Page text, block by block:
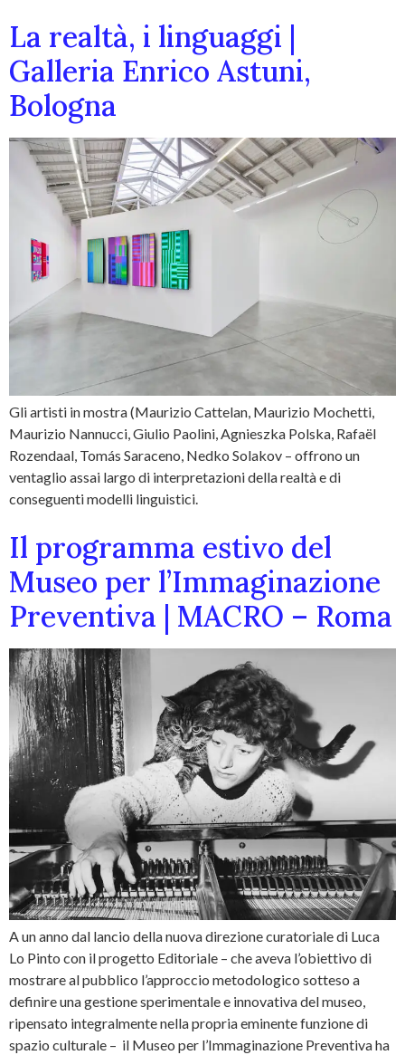
La realtà, i linguaggi |
Galleria Enrico Astuni,
Bologna
Gli artisti in mostra (Maurizio Cattelan, Maurizio Mochetti,
Maurizio Nannucci, Giulio Paolini, Agnieszka Polska, Rafaël
Rozendaal, Tomás Saraceno, Nedko Solakov – offrono un
ventaglio assai largo di interpretazioni della realtà e di
conseguenti modelli linguistici.
Il programma estivo del
Museo per l’Immaginazione
Preventiva | MACRO – Roma
A un anno dal lancio della nuova direzione curatoriale di Luca
Lo Pinto con il progetto Editoriale – che aveva l’obiettivo di
mostrare al pubblico l’approccio metodologico sotteso a
definire una gestione sperimentale e innovativa del museo,
ripensato integralmente nella propria eminente funzione di
spazio culturale – il Museo per l’Immaginazione Preventiva ha